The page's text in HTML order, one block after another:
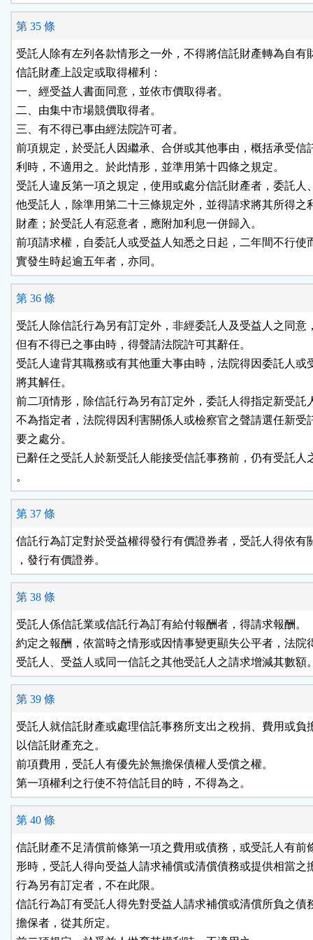
第 35 條
受託人除有左列各款情形之一外，不得將信託財產轉為自有
信託財產上設定或取得權利：
一、經受益人書面同意，並依市價取得者。
二、由集中市場競價取得者。
三、有不得已事由經法院許可者。
前項規定，於受託人因繼承、合併或其他事由，概括承受信
利時，不適用之。於此情形，並準用第十四條之規定。
受託人違反第一項之規定，使用或處分信託財產者，委託人
他受託人，除準用第二十三條規定外，並得請求將其所得之
財產；於受託人有惡意者，應附加利息一併歸入。
前項請求權，自委託人或受益人知悉之日起，二年間不行使
實發生時起逾五年者，亦同。
第 36 條
受託人除信託行為另有訂定外，非經委託人及受益人之同意
但有不得已之事由時，得聲請法院許可其辭任。
受託人違背其職務或有其他重大事由時，法院得因委託人或
將其解任。
前二項情形，除信託行為另有訂定外，委託人得指定新受託
不為指定者，法院得因利害關係人或檢察官之聲請選任新受
要之處分。
已辭任之受託人於新受託人能接受信託事務前，仍有受託人
。
第 37 條
信託行為訂定對於受益權得發行有價證券者，受託人得依有
，發行有價證券。
第 38 條
受託人係信託業或信託行為訂有給付報酬者，得請求報酬。
約定之報酬，依當時之情形或因情事變更顯失公平者，法院
受託人、受益人或同一信託之其他受託人之請求增減其數額
第 39 條
受託人就信託財產或處理信託事務所支出之稅捐、費用或負
以信託財產充之。
前項費用，受託人有優先於無擔保債權人受償之權。
第一項權利之行使不符信託目的時，不得為之。
第 40 條
信託財產不足清償前條第一項之費用或債務，或受託人有前
形時，受託人得向受益人請求補償或清償債務或提供相當之
行為另有訂定者，不在此限。
信託行為訂有受託人得先對受益人請求補償或清償所負之債
擔保者，從其所定。